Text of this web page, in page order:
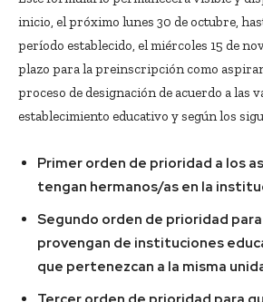
inicio, el próximo lunes 30 de octubre,
período establecido, el miércoles 15 de
plazo para la preinscripción como
proceso de designación de acuerdo a las
establecimiento educativo y según los
Primer orden de prioridad a los
tengan hermanos/as en la
Segundo orden de prioridad
provengan de instituciones
que pertenezcan a la misma